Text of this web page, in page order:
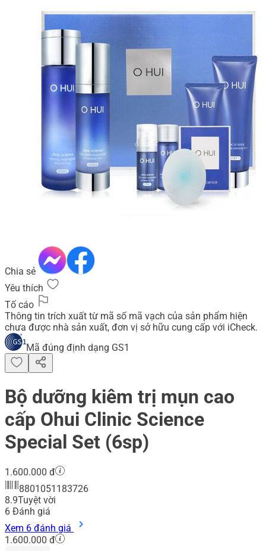
Chia sẻ
Yêu thích
Tố cáo
Thông tin trích xuất từ mã số mã vạch của sản phẩm hiện
chưa được nhà sản xuất, đơn vị sở hữu cung cấp với iCheck.
Mã đúng định dạng GS1
Bộ dưỡng kiêm trị mụn cao
cấp Ohui Clinic Science
Special Set (6sp)
1.600.000 đ
8801051183726
8.9Tuyệt vời
6 Đánh giá
Xem 6 đánh giá
1.600.000 đ